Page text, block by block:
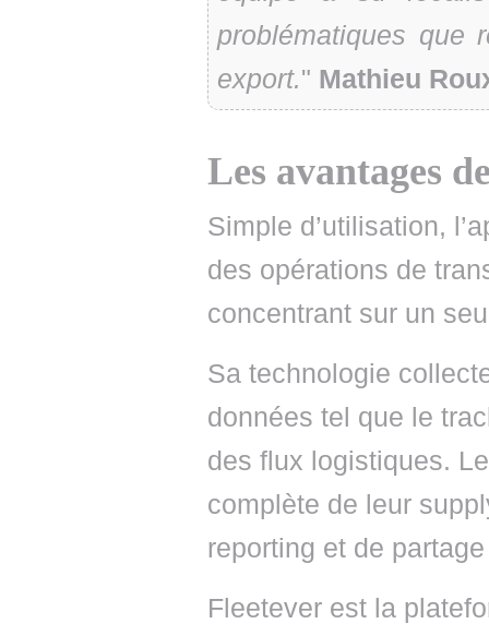
problématiques que
export." Mathieu
Les avantages
Simple d’utilisation,
des opérations de
concentrant sur un
Sa technologie
données tel que le
des flux logistiques.
complète de leur
reporting et de
Fleetever est la